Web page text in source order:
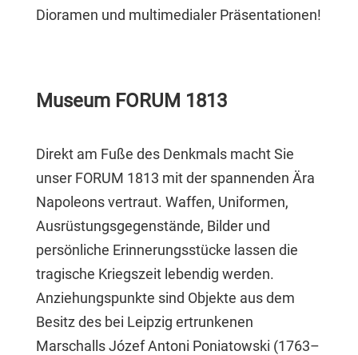
Dioramen und multimedialer Präsentationen!
Museum FORUM 1813
Direkt am Fuße des Denkmals macht Sie
unser FORUM 1813 mit der spannenden Ära
Napoleons vertraut. Waffen, Uniformen,
Ausrüstungsgegenstände, Bilder und
persönliche Erinnerungsstücke lassen die
tragische Kriegszeit lebendig werden.
Anziehungspunkte sind Objekte aus dem
Besitz des bei Leipzig ertrunkenen
Marschalls Józef Antoni Poniatowski (1763–